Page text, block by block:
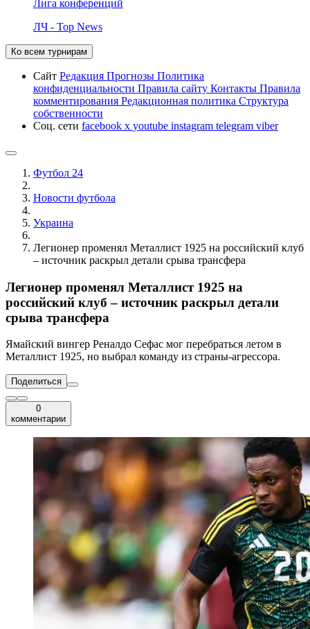
Лига конференций
ЛЧ - Top News
Ко всем турнирам
Сайт Редакция Прогнозы Политика
конфиденциальности Правила сайту Контакты Правила
комментирования Редакционная политика Структура
собственности
Соц. сети facebook x youtube instagram telegram viber
Футбол 24
Новости футбола
Украина
Легионер променял Металлист 1925 на российский клуб
– источник раскрыл детали срыва трансфера
Легионер променял Металлист 1925 на
российский клуб – источник раскрыл детали
срыва трансфера
Ямайский вингер Реналдо Сефас мог перебраться летом в
Металлист 1925, но выбрал команду из страны-агрессора.
Поделиться
0
комментарии